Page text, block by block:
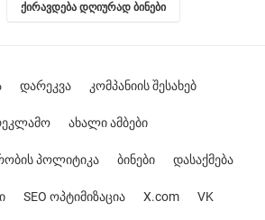
ქირავდება დღიურად ბინები
დარეკვა კომპანიის შესახებ
ახალი ამბები
პოლიტიკა ბინები დასაქმება
SEO ოპტიმიზაცია X.com VK